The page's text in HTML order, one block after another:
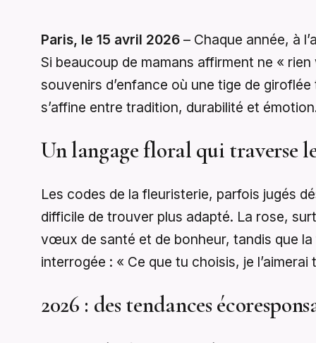
Paris, le 15 avril 2026 – Chaque année, à
Si beaucoup de mamans affirment ne «
souvenirs d’enfance où une tige de
s’affine entre tradition, durabilité et
Un langage floral qui traverse
Les codes de la fleuristerie, parfois jugés
difficile de trouver plus adapté. La rose,
vœux de santé et de bonheur, tandis que la
interrogée : « Ce que tu choisis, je
2026 : des tendances